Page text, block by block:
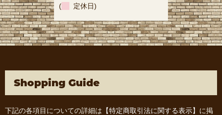
( 定休日)
Shopping Guide
下記の各項目についての詳細は 【特定商取引法に関する表示】 に掲